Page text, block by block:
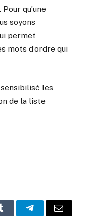
qu’une
soyons
permet
mots d’ordre qui
les
de la liste
Tumblr TelegramEmail